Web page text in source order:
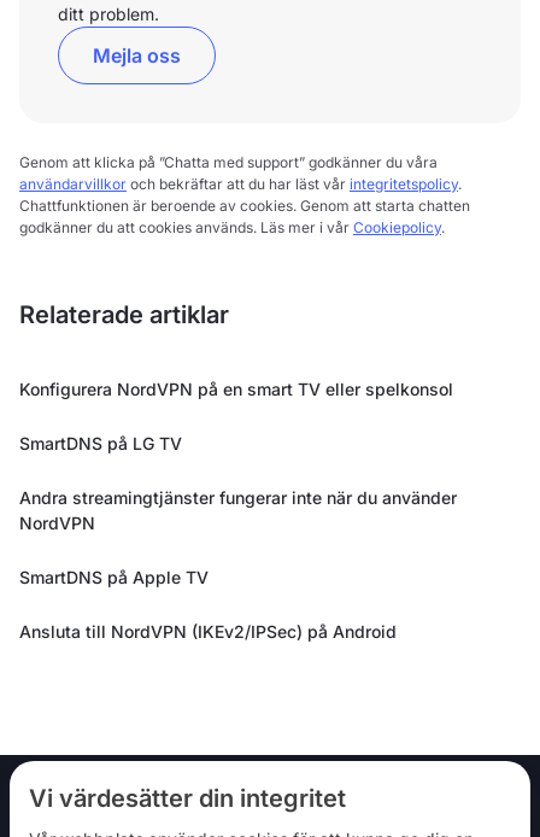
Vi värdesätter din integritet
ditt problem.
Mejla oss
Genom att klicka på ”Chatta med support” godkänner du våra
användarvillkor och bekräftar att du har läst vår integritetspolicy.
Chattfunktionen är beroende av cookies. Genom att starta chatten
godkänner du att cookies används. Läs mer i vår Cookiepolicy.
Relaterade artiklar
Konfigurera NordVPN på en smart TV eller spelkonsol
SmartDNS på LG TV
Andra streamingtjänster fungerar inte när du använder
NordVPN
SmartDNS på Apple TV
Ansluta till NordVPN (IKEv2/IPSec) på Android